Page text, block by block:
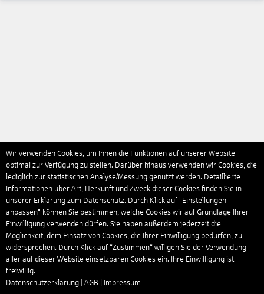
Wir verwenden Cookies, um Ihnen die Funktionen auf unserer Website
optimal zur Verfügung zu stellen. Darüber hinaus verwenden wir Cookies, die
lediglich zur statistischen Analyse/Messung genutzt werden. Detaillierte
Informationen über Art, Herkunft und Zweck dieser Cookies finden Sie in
unserer Erklärung zum Datenschutz. Durch Klick auf "Einstellungen
anpassen" können Sie bestimmen, welche Cookies wir auf Grundlage Ihrer
Einwilligung verwenden dürfen. Sie haben außerdem jederzeit die
Möglichkeit, dem Einsatz von Cookies, die Ihrer Einwilligung bedürfen, zu
widersprechen. Durch Klick auf “Zustimmen“ willigen Sie der Verwendung
aller auf dieser Website einsetzbaren Cookies ein. Ihre Einwilligung ist
freiwillig.
Datenschutzerklärung
AGB Impressum